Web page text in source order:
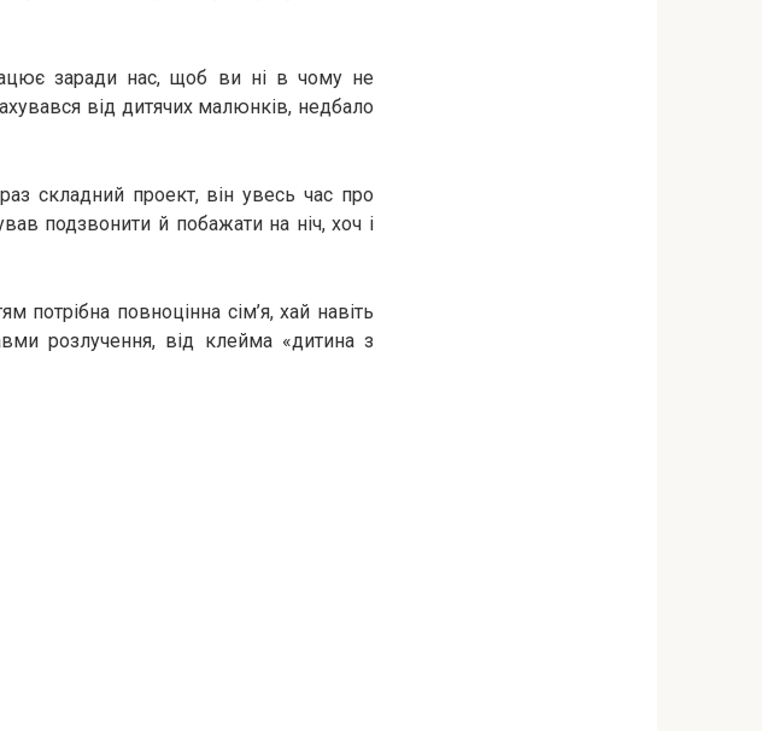
заради нас, щоб ви ні в чому не
від дитячих малюнків, недбало
складний проект, він увесь час про
подзвонити й побажати на ніч, хоч і
повноцінна сім’я, хай навіть
розлучення, від клейма «дитина з